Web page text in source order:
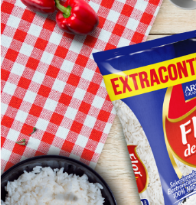
Megatiendasy en tu tienda de barrio
costa caribe.